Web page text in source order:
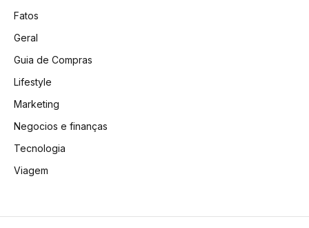
Fatos
Geral
Guia de Compras
Lifestyle
Marketing
Negocios e finanças
Tecnologia
Viagem